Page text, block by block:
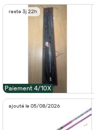
reste 3j 22h
Paiement 4/10X
ajouté le 05/08/2026